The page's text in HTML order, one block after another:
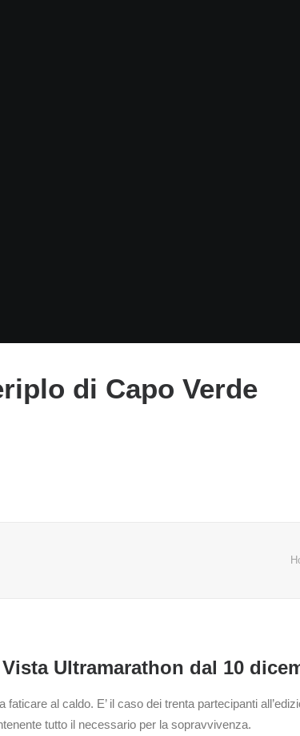
di Capo Verde
Ultramarathon dal 10
al caldo. E’ il caso dei trenta partecipanti
tutto il necessario per la sopravvivenza.